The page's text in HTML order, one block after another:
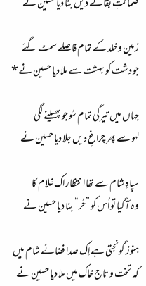
ضمانتِ بقائے دیں بنا دیا حسین نے
زمین و خلد کے تمام فاصلے سمٹ گئے
جو دشت کو بہشت سے ملا دیا حسین نے*
جہاں میں تیرگی تمام سُو جو پھیلنے لگی
لہو سے پھر چراغِ دیں جلا دیا حسین نے
سپاہِ شام سے تھا انتظار اک غلام کا
وہ آگیا تو اُس کو ”حُر“ بنا دیا حسین نے
ہنوز گونجتی ہے اِک صدا فضائے شام میں
کہ تخت و تاج خاک میں ملا دیا حسین نے